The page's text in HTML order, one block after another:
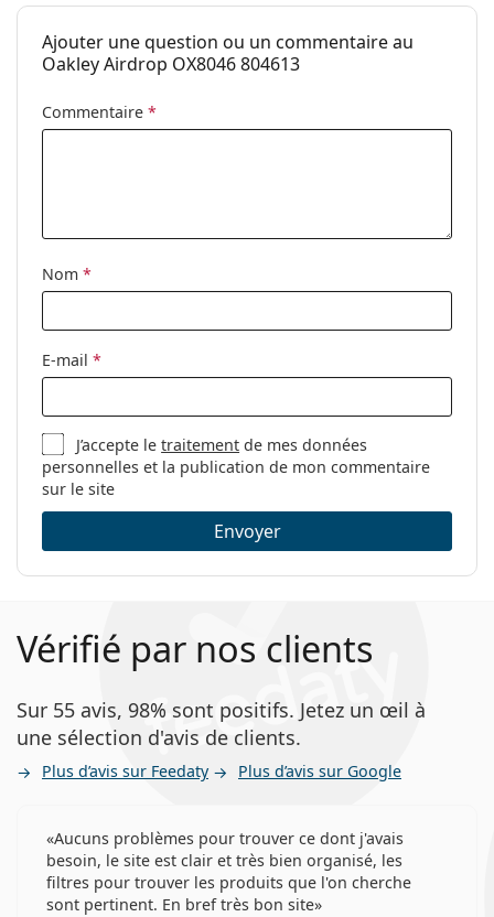
Ajouter une question ou un commentaire au
Oakley Airdrop OX8046 804613
Commentaire *
Nom *
E-mail *
J’accepte letraitement de mes données
personnelles et la publication de mon commentaire
sur le site
Envoyer
Vérifié par nos clients
Sur 55 avis, 98% sont positifs. Jetez un œil à
une sélection d'avis de clients.
Plus d’avis sur Feedaty Plus d’avis sur Google
Aucuns problèmes pour trouver ce dont j'avais
besoin, le site est clair et très bien organisé, les
filtres pour trouver les produits que l'on cherche
sont pertinent. En bref très bon site